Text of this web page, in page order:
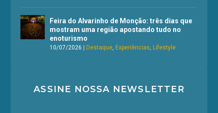
Feira do Alvarinho de Monção: três dias que
mostram uma região apostando tudo no
enoturismo
10/07/2026 |Destaque ,Experiências ,Lifestyle
ASSINE NOSSA NEWSLETTER